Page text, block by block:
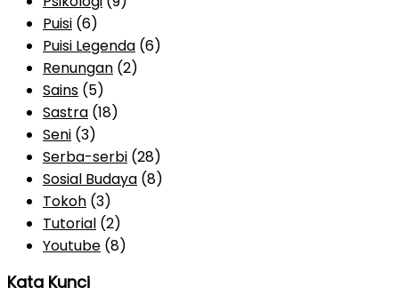
Puisi (6)
Puisi Legenda (6)
Renungan (2)
Sains (5)
Sastra (18)
Seni (3)
Serba-serbi (28)
Sosial Budaya (8)
Tokoh (3)
Tutorial (2)
Youtube (8)
Kata Kunci